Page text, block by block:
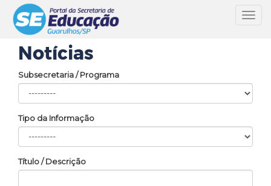
Notícias
Subsecretaria / Programa
Tipo da Informação
Título / Descrição